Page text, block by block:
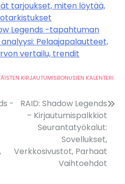
tarjoukset, miten löytää,
Legends -tapahtuman
Pelaajapalautteet,
vertailu, trendit
KIRJAUTUMISBONUSIEN KALENTERI
-
RAID: Shadow Legends
– Kirjautumispalkkiot
Seurantatyökalut:
Sovellukset,
Verkkosivustot, Parhaat
Vaihtoehdot